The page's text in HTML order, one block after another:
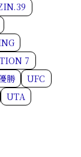
7
勝
UFC
UTA